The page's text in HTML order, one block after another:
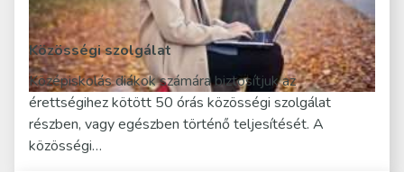
Közösségi szolgálat
Középiskolás diákok számára biztosítjuk az
érettségihez kötött 50 órás közösségi szolgálat
részben, vagy egészben történő teljesítését. A
közösségi…